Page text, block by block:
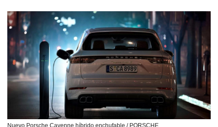
Nuevo Porsche Cayenne híbrido enchufable / PORSCHE